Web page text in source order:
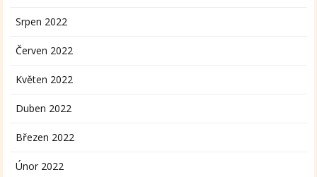
Srpen 2022
Červen 2022
Květen 2022
Duben 2022
Březen 2022
Únor 2022